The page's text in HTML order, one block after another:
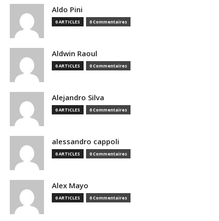
Aldo Pini
0 ARTICLES 0 Commentaires
Aldwin Raoul
0 ARTICLES 0 Commentaires
Alejandro Silva
0 ARTICLES 0 Commentaires
alessandro cappoli
0 ARTICLES 0 Commentaires
Alex Mayo
0 ARTICLES 0 Commentaires